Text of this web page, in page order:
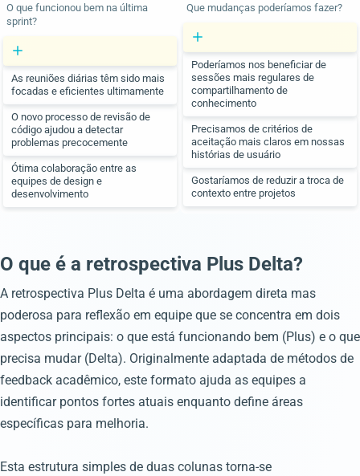
O que funcionou bem na última
sprint?
As reuniões diárias têm sido mais
focadas e eficientes ultimamente
O novo processo de revisão de
código ajudou a detectar
problemas precocemente
Ótima colaboração entre as
equipes de design e
desenvolvimento
Que mudanças poderíamos fazer?
Poderíamos nos beneficiar de
sessões mais regulares de
compartilhamento de
conhecimento
Precisamos de critérios de
aceitação mais claros em nossas
histórias de usuário
Gostaríamos de reduzir a troca de
contexto entre projetos
O que é a retrospectiva Plus Delta?
A retrospectiva Plus Delta é uma abordagem direta mas
poderosa para reflexão em equipe que se concentra em dois
aspectos principais: o que está funcionando bem (Plus) e o que
precisa mudar (Delta). Originalmente adaptada de métodos de
feedback acadêmico, este formato ajuda as equipes a
identificar pontos fortes atuais enquanto define áreas
específicas para melhoria.
Esta estrutura simples de duas colunas torna-se